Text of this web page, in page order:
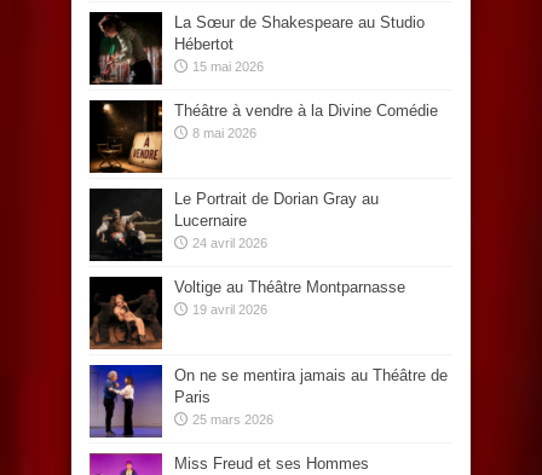
La Sœur de Shakespeare au Studio
Hébertot
15 mai 2026
Théâtre à vendre à la Divine Comédie
8 mai 2026
Le Portrait de Dorian Gray au
Lucernaire
24 avril 2026
Voltige au Théâtre Montparnasse
19 avril 2026
On ne se mentira jamais au Théâtre de
Paris
25 mars 2026
Miss Freud et ses Hommes